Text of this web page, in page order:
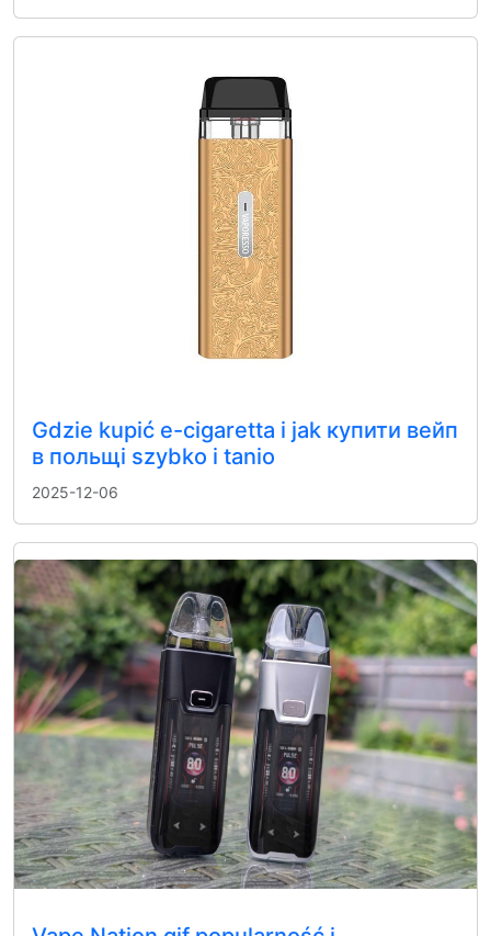
Gdzie kupić e-cigaretta i jak купити вейп
в польщі szybko i tanio
2025-12-06